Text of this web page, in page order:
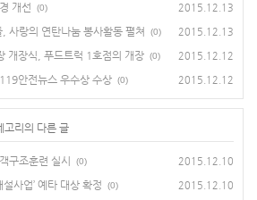
개선 (0) 2015.12.13
사랑의 연탄나눔 봉사활동 펼쳐 (0) 2015.12.13
개장식, 푸드트럭 1호점의 개장 (0) 2015.12.12
안전뉴스 우수상 수상 (0) 2015.12.12
고리의 다른 글
구조훈련 실시 (0) 2015.12.10
사업’ 예타 대상 확정 (0) 2015.12.10